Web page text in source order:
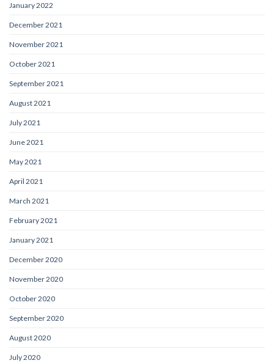
January 2022
December 2021
November 2021
October 2021
September 2021
August 2021
July 2021
June 2021
May 2021
April 2021
March 2021
February 2021
January 2021
December 2020
November 2020
October 2020
September 2020
August 2020
July 2020